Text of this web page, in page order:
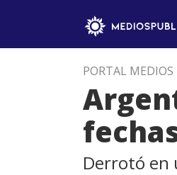
PORTAL MEDIOS
Derrotó en